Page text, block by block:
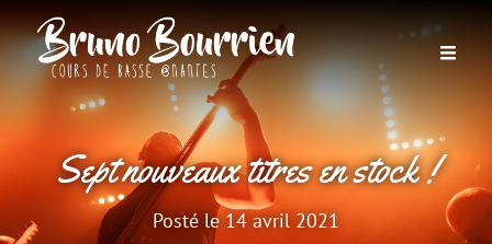
Sept nouveaux titres en stock !
Posté le14 avril 2021